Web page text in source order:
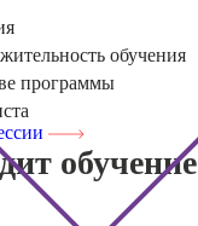
обучения
программы
обучение